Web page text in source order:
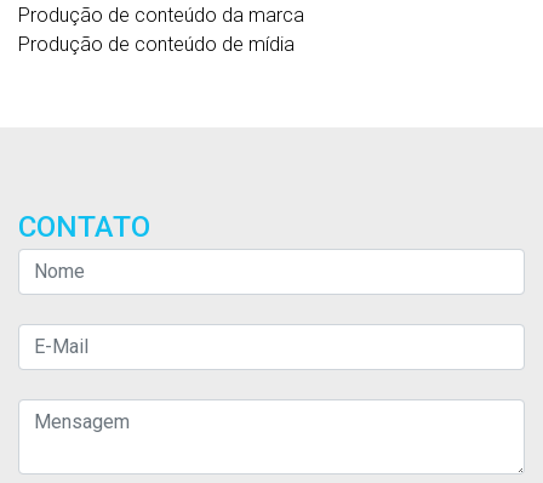
Produção de conteúdo da marca
Produção de conteúdo de mídia
CONTATO